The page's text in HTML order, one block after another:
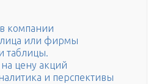
компании
лица или фирмы
таблицы.
цену акций
и перспективы